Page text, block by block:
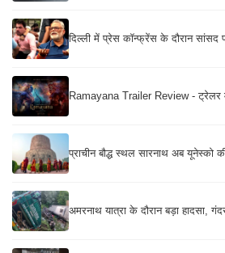
दिल्ली में प्रेस कॉन्फ्रेंस के दौरान सांसद
Ramayana Trailer Review - ट्रेलर में
प्राचीन बौद्ध स्थल सारनाथ अब यूनेस्को
अमरनाथ यात्रा के दौरान बड़ा हादसा,